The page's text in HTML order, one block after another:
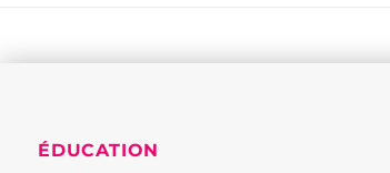
ÉDUCATION